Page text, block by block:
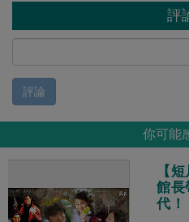
評
評論
你可能
【
館長
代！